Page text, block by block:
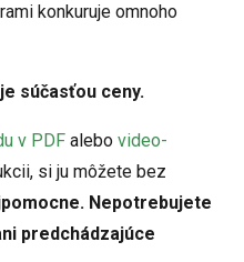
konkuruje omnoho
súčasťou ceny.
v PDF alebo video-
si ju môžete bez
Nepotrebujete
predchádzajúce